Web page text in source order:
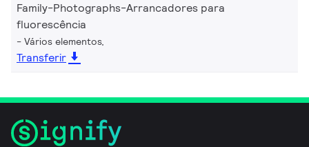
Family-Photographs-Arrancadores para
fluorescência
Vários elementos,
Transferir